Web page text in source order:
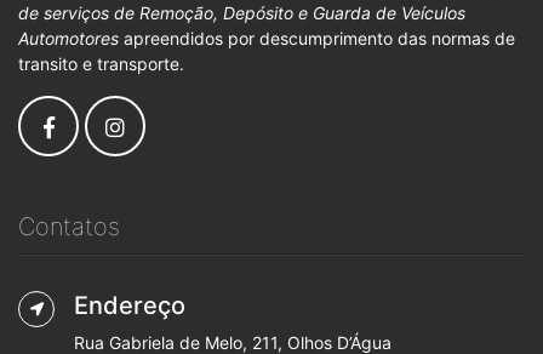
de serviços de Remoção, Depósito e Guarda de Veículos
Automotores apreendidos por descumprimento das normas de
transito e transporte.
Contatos
Endereço
Rua Gabriela de Melo, 211, Olhos D’Água